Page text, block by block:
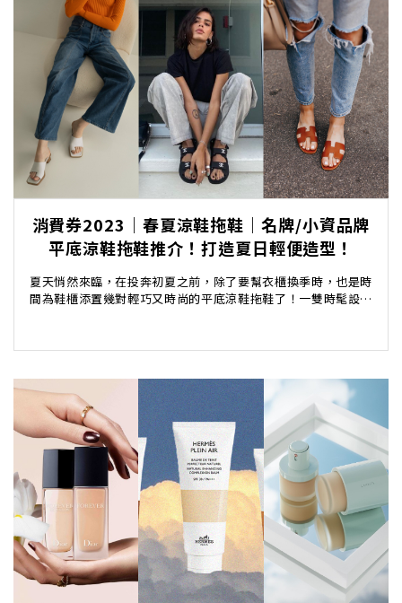
消費券2023｜春夏涼鞋拖鞋｜名牌/小資品牌
平底涼鞋拖鞋推介！打造夏日輕便造型！
夏天悄然來臨，在投奔初夏之前，除了要幫衣櫃換季時，也是時
間為鞋櫃添置幾對輕巧又時尚的平底涼鞋拖鞋了！一雙時髦設計